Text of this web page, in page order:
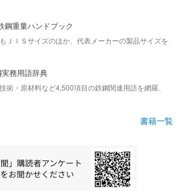
鋼重量ハンドブック
ＪＩＳサイズのほか、代表メーカーの製品サイズを
務用語辞典
術・原材料など4,500項目の鉄鋼関連用語を網羅、
書籍一覧